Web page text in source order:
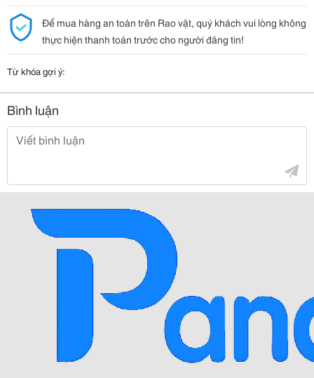
Để mua hàng an toàn trên Rao vặt, quý khách vui lòng không
thực hiện thanh toán trước cho người đăng tin!
Từ khóa gợi ý:
Bình luận